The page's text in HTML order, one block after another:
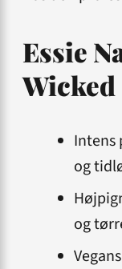
Essie
Wicked
Intens
og
og